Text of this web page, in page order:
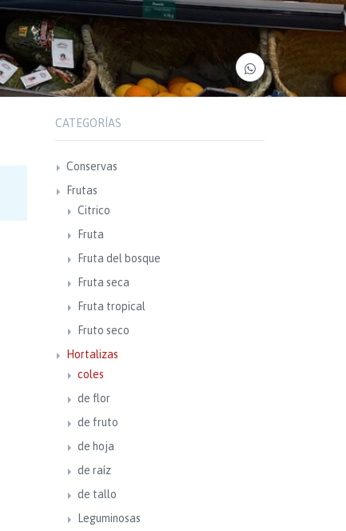
CATEGORÍAS
Conservas
Frutas
Citrico
Fruta
Fruta del bosque
Fruta seca
Fruta tropical
Fruto seco
Hortalizas
coles
de flor
de fruto
de hoja
de raíz
de tallo
Leguminosas